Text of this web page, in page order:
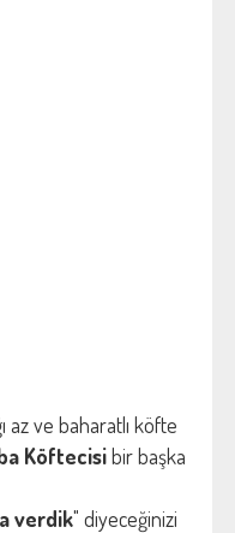
az ve baharatlı köfte
Köftecisibir başka
verdik" diyeceğinizi